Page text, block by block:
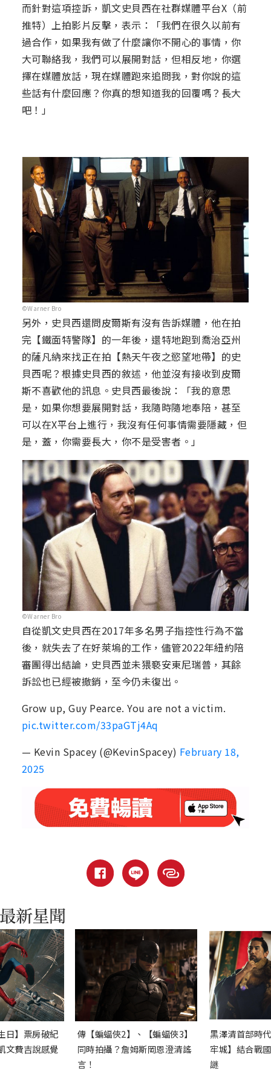
而針對這項控訴，凱文史貝西在社群媒體平台X（前
推特）上拍影片反擊，表示：「我們在很久以前有
過合作，如果我有做了什麼讓你不開心的事情，你
大可聯絡我，我們可以展開對話，但相反地，你選
擇在媒體放話，現在媒體跑來追問我，對你說的這
些話有什麼回應？你真的想知道我的回覆嗎？長大
吧！」
©Warner Bro
另外，史貝西還問皮爾斯有沒有告訴媒體，他在拍
完【鐵面特警隊】的一年後，還特地跑到喬治亞州
的薩凡納來找正在拍【熱天午夜之慾望地帶】的史
貝西呢？根據史貝西的敘述，他並沒有接收到皮爾
斯不喜歡他的訊息。史貝西最後說：「我的意思
是，如果你想要展開對話，我隨時隨地奉陪，甚至
可以在X平台上進行，我沒有任何事情需要隱藏，但
是，蓋，你需要長大，你不是受害者。」
©Warner Bro
自從凱文史貝西在2017年多名男子指控性行為不當
後，就失去了在好萊塢的工作，儘管2022年紐約陪
審團得出結論，史貝西並未猥褻安東尼瑞普，其餘
訴訟也已經被撤銷，至今仍未復出。
Grow up, Guy Pearce. You are not a victim.
pic.twitter.com/33paGTj4Aq
— Kevin Spacey (@KevinSpacey) February 18,
2025
日】票房破紀
文費吉說感覺
傳【蝙蝠俠2】、【蝙蝠俠3】
同時拍攝？詹姆斯岡恩澄清謠
言！
黑澤清首部時
牢城】結合戰
謎